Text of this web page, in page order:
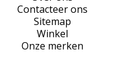
Contacteer ons
Sitemap
Winkel
Onze merken